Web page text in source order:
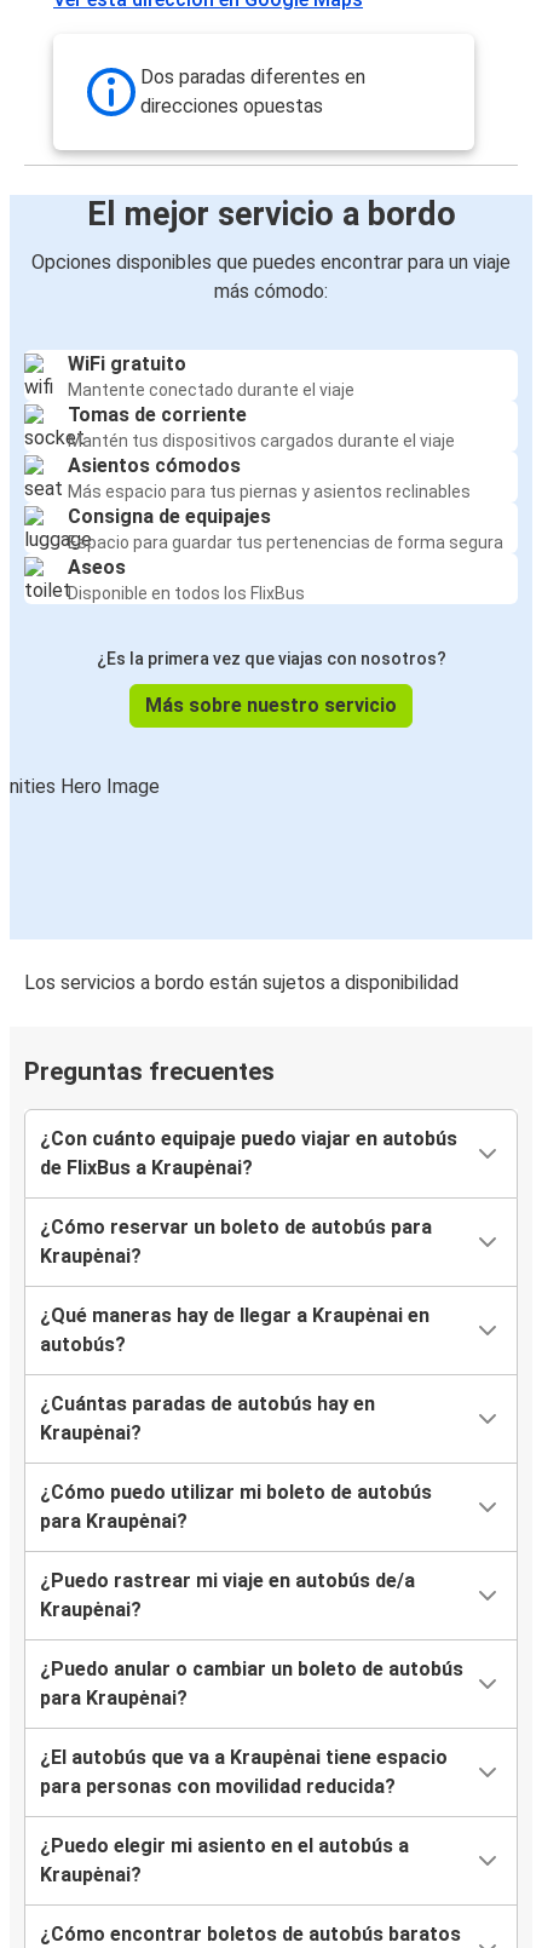
Dos paradas diferentes en
direcciones opuestas
El mejor servicio a bordo
Opciones disponibles que puedes encontrar para un viaje
más cómodo:
WiFi gratuito
Mantente conectado durante el viaje
Tomas de corriente
Mantén tus dispositivos cargados durante el viaje
Asientos cómodos
Más espacio para tus piernas y asientos reclinables
Consigna de equipajes
Espacio para guardar tus pertenencias de forma segura
Aseos
Disponible en todos los FlixBus
¿Es la primera vez que viajas con nosotros?
Más sobre nuestro servicio
Los servicios a bordo están sujetos a disponibilidad
Preguntas frecuentes
¿Con cuánto equipaje puedo viajar en autobús
de FlixBus a Kraupėnai?
¿Cómo reservar un boleto de autobús para
Kraupėnai?
¿Qué maneras hay de llegar a Kraupėnai en
autobús?
¿Cuántas paradas de autobús hay en
Kraupėnai?
¿Cómo puedo utilizar mi boleto de autobús
para Kraupėnai?
¿Puedo rastrear mi viaje en autobús de/a
Kraupėnai?
¿Puedo anular o cambiar un boleto de autobús
para Kraupėnai?
¿El autobús que va a Kraupėnai tiene espacio
para personas con movilidad reducida?
¿Puedo elegir mi asiento en el autobús a
Kraupėnai?
¿Cómo encontrar boletos de autobús baratos